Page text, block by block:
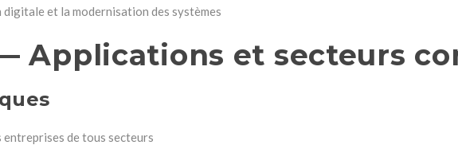
et la modernisation des systèmes
Applications et secteurs
entreprises de tous secteurs